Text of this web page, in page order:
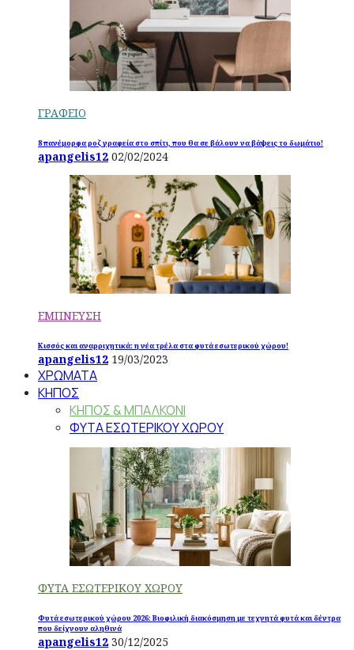
ΓΡΑΦΕΙΟ
8 πανέμορφα ροζ γραφεία στο σπίτι, που θα σε βάλουν να βάψεις το δωμάτιο!
apangelis12 02/02/2024
ΕΜΠΝΕΥΣΗ
Κισσός και αναρριχητικά: η νέα τρέλα στα φυτά εσωτερικού χώρου!
apangelis12 19/03/2023
ΧΡΩΜΑΤΑ
ΚΗΠΟΣ
ΚΗΠΟΣ & ΜΠΑΛΚΟΝΙ
ΦΥΤΑ ΕΣΩΤΕΡΙΚΟΥ ΧΩΡΟΥ
ΦΥΤΑ ΕΣΩΤΕΡΙΚΟΥ ΧΩΡΟΥ
Φυτά εσωτερικού χώρου 2026: Βιοφιλική διακόσμηση με τεχνητά φυτά και δέντρα
που δείχνουν αληθινά
apangelis12 30/12/2025